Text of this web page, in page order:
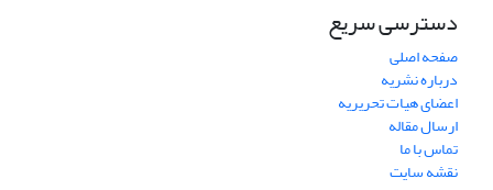
دسترسی سریع
صفحه اصلی
درباره نشریه
اعضای هیات تحریریه
ارسال مقاله
تماس با ما
نقشه سایت